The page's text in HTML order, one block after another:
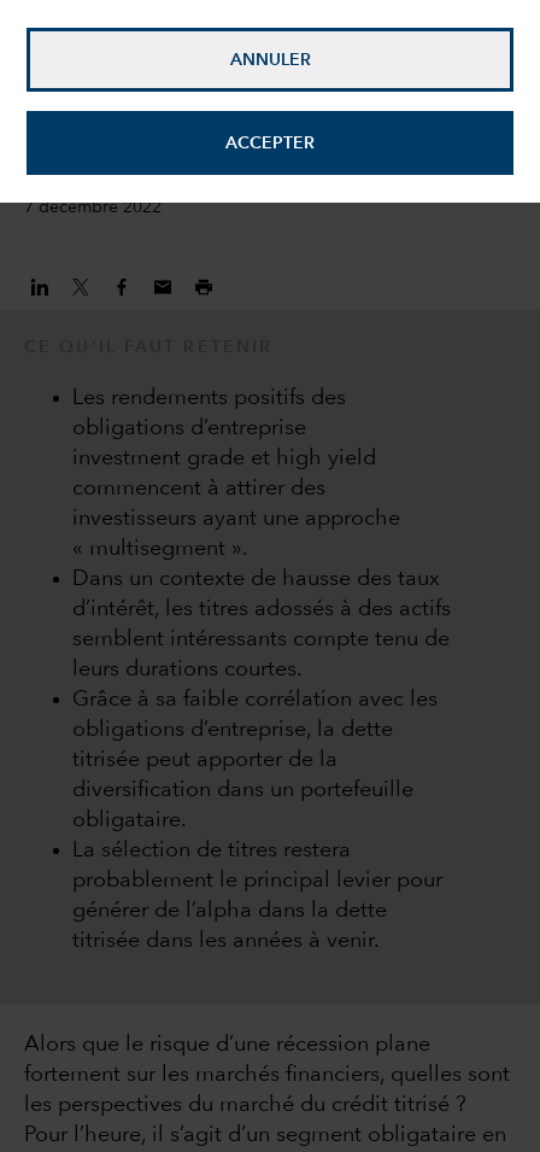
ANNULER
ACCEPTER
important dans le
portefeuille
obligataire ?
7 décembre 2022
Les rendements positifs des
obligations d’entreprise
investment grade et high yield
commencent à attirer des
investisseurs ayant une approche
« multisegment ».
Dans un contexte de hausse des taux
d’intérêt, les titres adossés à des actifs
semblent intéressants compte tenu de
leurs durations courtes.
Grâce à sa faible corrélation avec les
obligations d’entreprise, la dette
titrisée peut apporter de la
diversification dans un portefeuille
obligataire.
La sélection de titres restera
probablement le principal levier pour
générer de l’alpha dans la dette
titrisée dans les années à venir.
Alors que le risque d’une récession plane
fortement sur les marchés financiers, quelles sont
les perspectives du marché du crédit titrisé ?
Pour l’heure, il s’agit d’un segment obligataire en